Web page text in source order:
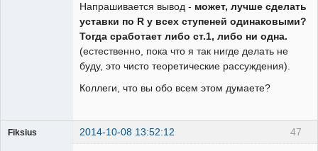
Напрашивается вывод - может, лучше сделать
уставки по R у всех ступеней одинаковыми?
Тогда сработает либо ст.1, либо ни одна.
(естественно, пока что я так нигде делать не
буду, это чисто теоретические рассуждения).
Коллеги, что вы обо всем этом думаете?
47
Fiksius 2014-10-08 13:52:12